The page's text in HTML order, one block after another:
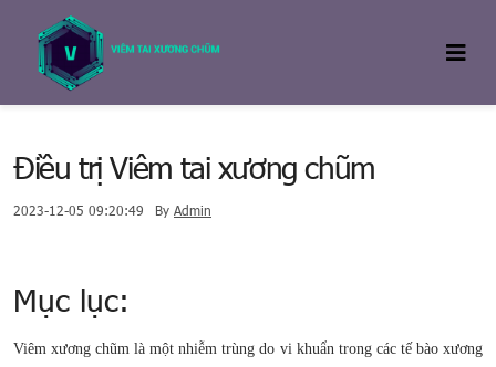
Điều trị Viêm tai xương chũm
2023-12-05 09:20:49 By Admin
Mục lục:
Viêm xương chũm là một nhiễm trùng do vi khuẩn trong các tế bào xương